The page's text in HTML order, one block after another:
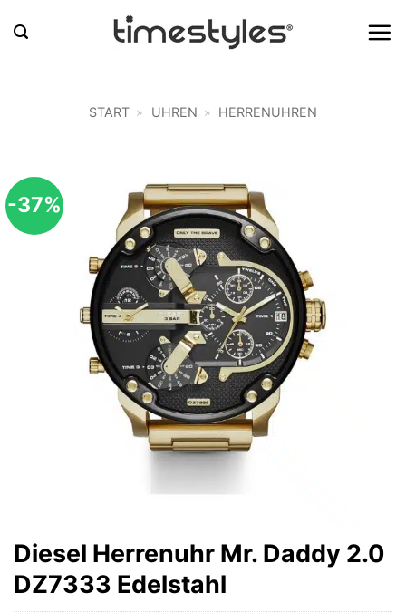
Inhalt
START » UHREN » HERRENUHREN
-37%
Diesel Herrenuhr Mr. Daddy 2.0
DZ7333 Edelstahl